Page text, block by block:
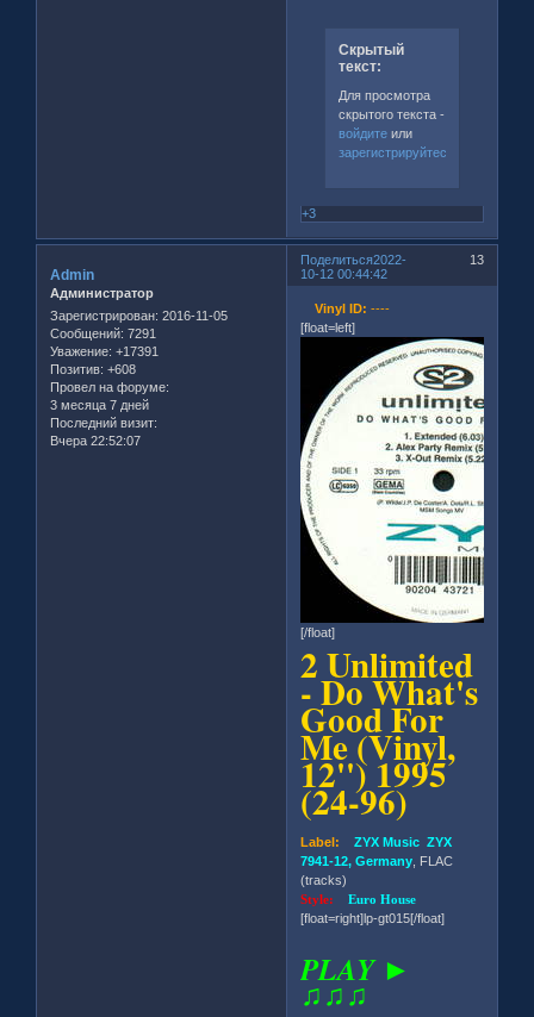
Скрытый
текст:
Для просмотра
скрытого текста -
войдитеили
зарегистрируйтесь
+3
Поделиться 13
2022-
10-12 00:44:42
Admin
Администратор
Зарегистрирован: 2016-11-05
Сообщений: 7291
Уважение: +17391
Позитив: +608
Провел на форуме:
3 месяца 7 дней
Последний визит:
Вчера 22:52:07
Vinyl ID: ----
[float=left]
[/float]
2 Unlimited
- Do What's
Good For
Me (Vinyl,
12'') 1995
(24-96)
Label: ZYX Music ZYX
7941-12, Germany , FLAC
(tracks)
Style:Euro House
[float=right]lp-gt015[/float]
PLAY ►
♫♫♫